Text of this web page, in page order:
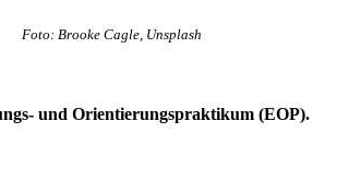
Foto: Brooke Cagle, Unsplash
und Orientierungspraktikum (EOP).